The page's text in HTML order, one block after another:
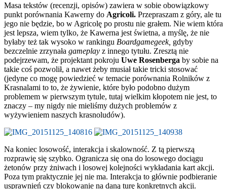
Masa tekstów (recenzji, opisów) zawiera w sobie obowiązkowy
punkt porównania Kawerny do Agricoli. Przepraszam z góry, ale tu
jego nie będzie, bo w Agricolę po prostu nie grałem. Nie wiem która
jest lepsza, wiem tylko, że Kawerna jest świetna, a myślę, że nie
byłaby też tak wysoko w rankingu Boardgamegeek, gdyby
bezczelnie zrzynała gameplay z innego tytułu. Zresztą nie
podejrzewam, że projektant pokroju Uwe Rosenberga by sobie na
takie coś pozwolił, a nawet żeby musiał takie tricki stosować
(jedyne co mogę powiedzieć w temacie porównania Rolników z
Krasnalami to to, że żywienie, które było podobno dużym
problemem w pierwszym tytule, tutaj wielkim kłopotem nie jest, to
znaczy – my nigdy nie mieliśmy dużych problemów z
wyżywieniem naszych krasnoludów).
Na koniec losowość, interakcja i skalowność. Z tą pierwszą
rozprawię się szybko. Ogranicza się ona do losowego dociągu
żetonów przy żniwach i losowej kolejności wykładania kart akcji.
Poza tym praktycznie jej nie ma. Interakcja to głównie podbieranie
usprawnień czy blokowanie na daną turę konkretnych akcji.